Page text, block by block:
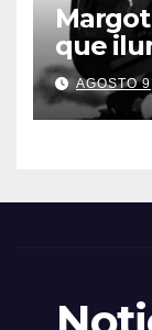
que
AGOSTO